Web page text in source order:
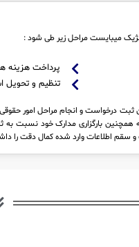
میبایست مراحل زیر طی شود :
پرداخت هزینه
تنظیم و تحویل
ثبت درخواست و انجام مراحل امور
همچنین بارگزاری مدارک خود نسبت به
اطلاعات وارد شده کمال دقت را